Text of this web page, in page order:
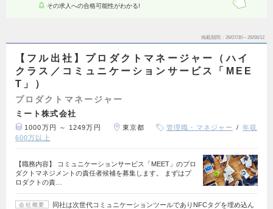
その求人への合格可能性がわかる!
掲載期間 26/07/30～26/08/12
【フル出社】プロダクトマネージャー（ハイ
クラス／コミュニケーションサービス「MEE
T」）
プロダクトマネージャー
ミート株式会社
1000万円 ～ 1249万円 東京都 管理職・マネジャー
年収
600万以上
【職務内容】 コミュニケーションサービス「MEET」のプロ
ダクトマネジメントの責任者候補を募集します。 まずはプ
ロダクトの責…
会社概要
同社は次世代コミュニケーションツールでありNFCタグを埋め込ん